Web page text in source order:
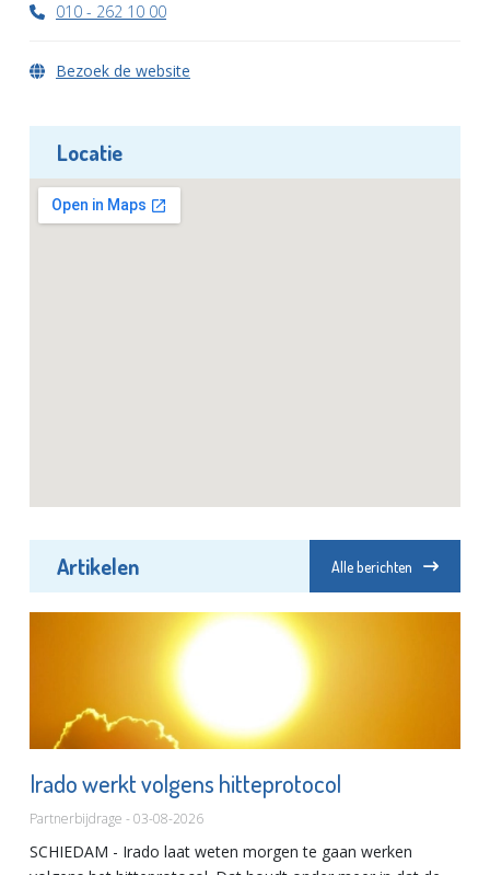
010 - 262 10 00
Bezoek de website
Locatie
Artikelen Alle berichten
Irado werkt volgens hitteprotocol
Partnerbijdrage - 03-08-2026
SCHIEDAM - Irado laat weten morgen te gaan werken